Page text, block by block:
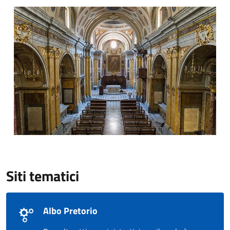
Chiesa San Nicola
Siti tematici
Albo Pretorio